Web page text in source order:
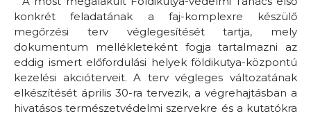
konkrét feladatának a faj-komplexre készülő
megőrzési terv véglegesítését tartja, mely
dokumentum mellékleteként fogja tartalmazni az
eddig ismert előfordulási helyek földikutya-központú
kezelési akcióterveit. A terv végleges változatának
elkészítését április 30-ra tervezik, a végrehajtásban a
hivatásos természetvédelmi szervekre és a kutatókra